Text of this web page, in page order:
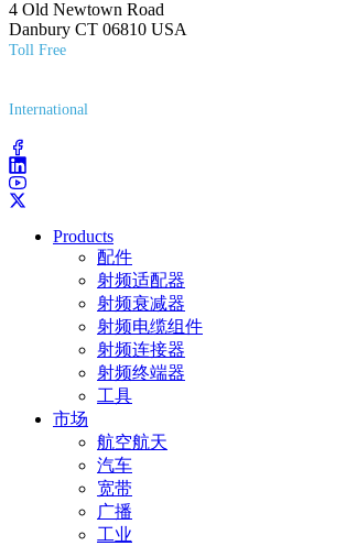
4 Old Newtown Road
Danbury CT 06810 USA
Toll Free
International
Products
配件
射频适配器
射频衰减器
射频电缆组件
射频连接器
射频终端器
工具
市场
航空航天
汽车
宽带
广播
工业